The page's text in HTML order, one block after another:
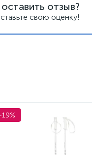
отзыв?
свою оценку!
-19%